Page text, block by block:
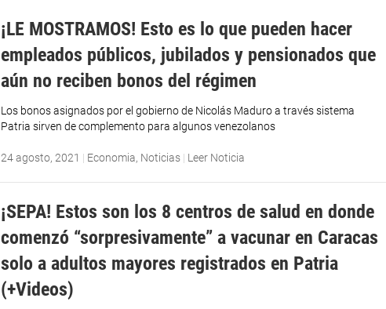
¡LE MOSTRAMOS! Esto es lo que pueden hacer
empleados públicos, jubilados y pensionados que
aún no reciben bonos del régimen
Los bonos asignados por el gobierno de Nicolás Maduro a través sistema
Patria sirven de complemento para algunos venezolanos
24 agosto, 2021 | Economia, Noticias | Leer Noticia
¡SEPA! Estos son los 8 centros de salud en donde
comenzó “sorpresivamente” a vacunar en Caracas
solo a adultos mayores registrados en Patria
(+Videos)